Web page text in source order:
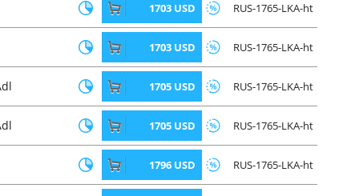
1703 USD RUS-1765-LKA-ht
1703 USD RUS-1765-LKA-ht
1705 USD RUS-1765-LKA-ht
1705 USD RUS-1765-LKA-ht
1796 USD RUS-1765-LKA-ht